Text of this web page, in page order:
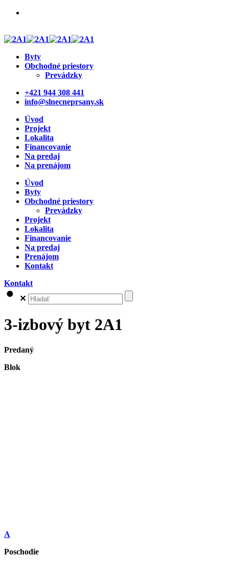
Byty
Obchodné priestory
Prevádzky
+421 944 308 441
info@slnecneprsany.sk
Úvod
Projekt
Lokalita
Financovanie
Na predaj
Na prenájom
Úvod
Byty
Obchodné priestory
Prevádzky
Projekt
Lokalita
Financovanie
Na predaj
Prenájom
Kontakt
Kontakt
✕
3-izbový byt 2A1
Predaný
Blok
A
Poschodie